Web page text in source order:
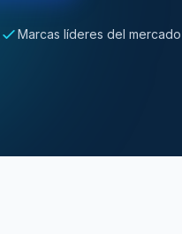
Marcas líderes del mercado